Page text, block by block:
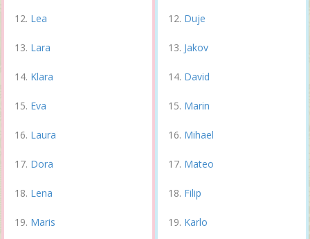
Lea
Lara
Klara
Eva
Laura
Dora
Lena
Maris
Duje
Jakov
David
Marin
Mihael
Mateo
Filip
Karlo